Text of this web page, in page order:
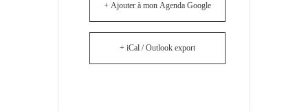
+ Ajouter à mon Agenda Google
+ iCal / Outlook export